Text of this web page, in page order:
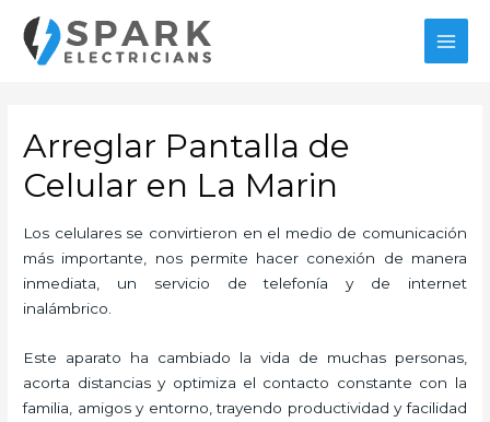
contenido
Arreglar Pantalla de
Celular en La Marin
Los celulares se convirtieron en el medio de comunicación
más importante, nos permite hacer conexión de manera
inmediata, un servicio de telefonía y de internet
inalámbrico.
Este aparato ha cambiado la vida de muchas personas,
acorta distancias y optimiza el contacto constante con la
familia, amigos y entorno, trayendo productividad y facilidad